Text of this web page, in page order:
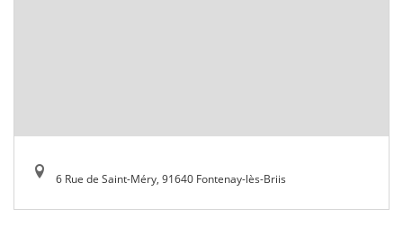
6 Rue de Saint-Méry, 91640 Fontenay-lès-Briis